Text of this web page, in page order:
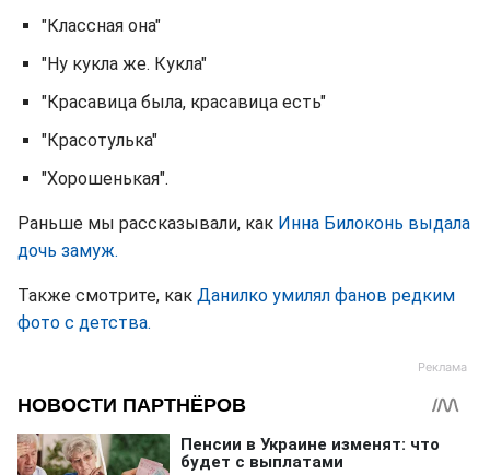
"Классная она"
"Ну кукла же. Кукла"
"Красавица была, красавица есть"
"Красотулька"
"Хорошенькая".
Раньше мы рассказывали, как Инна Билоконь выдала
дочь замуж.
Также смотрите, как Данилко умилял фанов редким
фото с детства.